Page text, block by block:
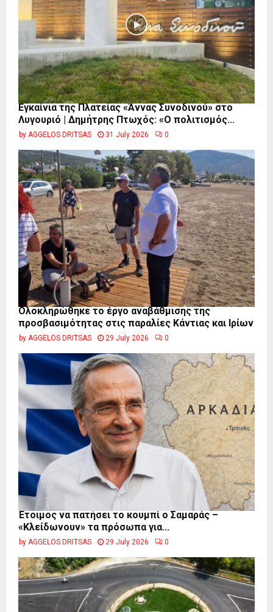
Εγκαίνια της Πλατείας «Άννας Συνοδινού» στο
Λυγουριό | Δημήτρης Πτωχός: «Ο πολιτισμός...
by AGGELOS DRITSAS 31 July 2026 0
Ολοκληρώθηκε το έργο αναβάθμισης της
προσβασιμότητας στις παραλίες Κάντιας και Ιρίων
by AGGELOS DRITSAS 29 July 2026 0
Έτοιμος να πατήσει το κουμπί ο Σαμαράς –
«Κλείδωνουν» τα πρόσωπα για...
by AGGELOS DRITSAS 29 July 2026 0